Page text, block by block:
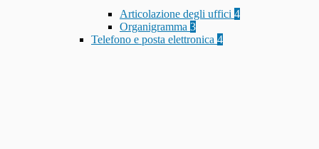
Articolazione degli uffici 4
Organigramma 3
Telefono e posta elettronica 4